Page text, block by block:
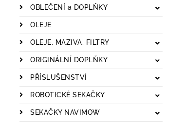
OBLEČENÍ a DOPLŇKY
OLEJE
OLEJE, MAZIVA, FILTRY
ORIGINÁLNÍ DOPLŇKY
PŘÍSLUŠENSTVÍ
ROBOTICKÉ SEKAČKY
SEKAČKY NAVIMOW